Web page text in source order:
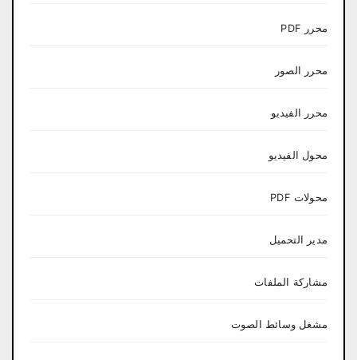
محرر PDF
محرر الصور
محرر الفيديو
محول الفيديو
محولات PDF
مدير التحميل
مشاركة الملفات
مشغل وسائط الصوت